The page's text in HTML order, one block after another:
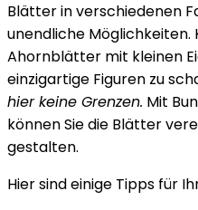
Blätter in verschiedenen
unendliche Möglichkeiten.
Ahornblätter mit kleinen
einzigartige Figuren zu
hier keine Grenzen. Mit
können Sie die Blätter
gestalten.
Hier sind einige Tipps für